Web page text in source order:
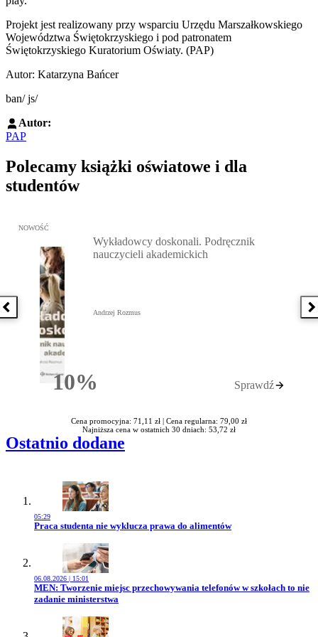
Projekt jest realizowany przy wsparciu Urzędu Marszałkowskiego
Województwa Świętokrzyskiego i pod patronatem
Świętokrzyskiego Kuratorium Oświaty. (PAP)
Autor: Katarzyna Bańcer
ban/ js/
Autor:
PAP
Polecamy książki oświatowe i dla
studentów
Poprzednia książka
Przejdź do: Wykładowcy doskonali. Podręcznik nauczycieli
NOWOŚĆ
10%Rabatu
Wykładowcy doskonali. Podręcznik
nauczycieli akademickich
Andrzej Rozmus
Sprawdź
Cena promocyjna: 71,11 zł | Cena regularna: 79,00 zł
Najniższa cena w ostatnich 30 dniach: 53,72 zł
Ostatnio dodane
05:29
Przejdź do artykułu:
Praca studenta nie wyklucza prawa do alimentów
06.08.2026 | 15:01
Przejdź do artykułu:
MEN: Tworzenie miejsc przechowywania telefonów w szkołach to nie
zadanie ministerstwa